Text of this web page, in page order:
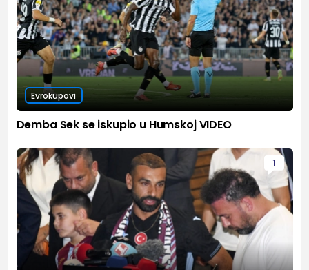
Evrokupovi
Demba Sek se iskupio u Humskoj VIDEO
1